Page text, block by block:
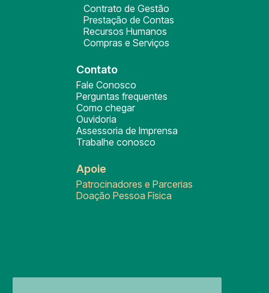
Contrato de Gestão
Prestação de Contas
Recursos Humanos
Compras e Serviços
Contato
Fale Conosco
Perguntas frequentes
Como chegar
Ouvidoria
Assessoria de Imprensa
Trabalhe conosco
Apoie
Patrocinadores e Parcerias
Doação Pessoa Física